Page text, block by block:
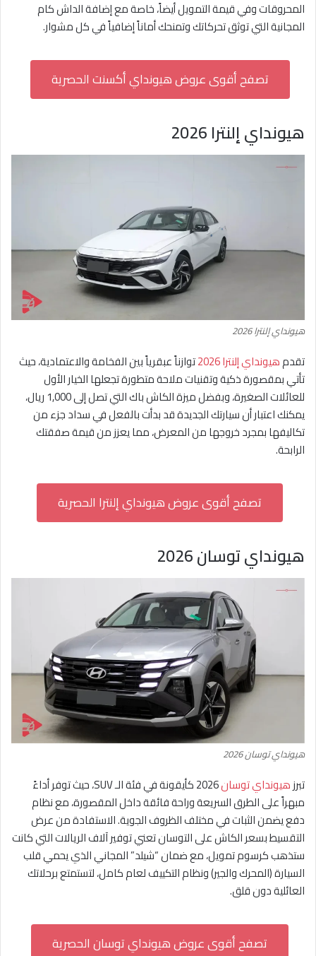
المحروقات وفي قيمة التمويل أيضاً، خاصة مع إضافة الداش كام
المجانية التي توثق تحركاتك وتمنحك أماناً إضافياً في كل مشوار.
تصفح أقوى عروض هيونداي أكسنت الحصرية
هيونداي إلنترا 2026
هيونداي إلنترا 2026
تقدمهيونداي إلنترا 2026
توازناً عبقرياً بين الفخامة والاعتمادية، حيث
تأتي بمقصورة ذكية وتقنيات ملاحة متطورة تجعلها الخيار الأول
للعائلات الصغيرة، وبفضل ميزة الكاش باك التي تصل إلى 1,000 ريال،
يمكنك اعتبار أن سيارتك الجديدة قد بدأت بالفعل في سداد جزء من
تكاليفها بمجرد خروجها من المعرض، مما يعزز من قيمة صفقتك
الرابحة.
تصفح أقوى عروض هيونداي إلنترا الحصرية
هيونداي توسان 2026
هيونداي توسان 2026
تبرزهيونداي توسان
2026 كأيقونة في فئة الـ SUV، حيث توفر أداءً
مبهراً على الطرق السريعة وراحة فائقة داخل المقصورة، مع نظام
دفع يضمن الثبات في مختلف الظروف الجوية. الاستفادة من عرض
التقسيط بسعر الكاش على التوسان تعني توفير آلاف الريالات التي كانت
ستذهب كرسوم تمويل، مع ضمان “شيلد” المجاني الذي يحمي قلب
السيارة (المحرك والجير) ونظام التكييف لعام كامل، لتستمتع برحلاتك
العائلية دون قلق.
تصفح أقوى عروض هيونداي توسان الحصرية